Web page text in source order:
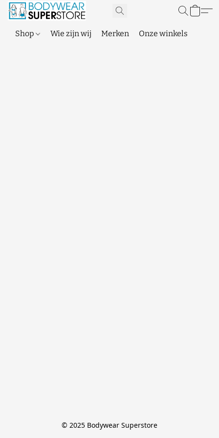
Shop Wie zijn wij Merken Onze winkels
© 2025 Bodywear Superstore